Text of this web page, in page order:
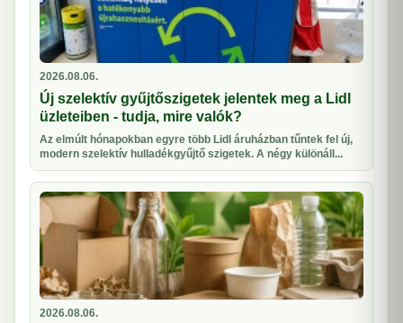
2026.08.06.
Új szelektív gyűjtőszigetek jelentek meg a Lidl
üzleteiben - tudja, mire valók?
Az elmúlt hónapokban egyre több Lidl áruházban tűntek fel új,
modern szelektív hulladékgyűjtő szigetek. A négy különáll...
2026.08.06.